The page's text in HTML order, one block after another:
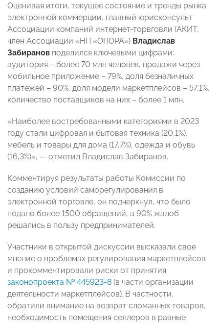
Оценивая итоги, текущее состояние и тренды рынка
электронной коммерции, главный юрисконсульт
Ассоциации компаний интернет-торвговли (АКИТ,
член Ассоциации «НП «ОПОРА») Владислав
Забиранов поделился ключевыми цифрами:
аудитория – более 70 млн человек, продажи через
мобильное приложение – 79%, доля безналичных
платежей – 90%, доля модели маркетплейсов – 57,1%,
количество поставщиков на них – более 1 млн.
«Наиболее востребованными категориями в 2023
году стали цифровая и бытовая техника (20,1%),
мебель и товары для дома (17,7%), одежда и обувь
(16,3%)», — отметил Владислав Забиранов.
Комментируя результаты работы Комиссии по
созданию условий саморегулирования в
электронной торговле, он подчеркнул, что было
подано более 1500 обращений, а 90% жалоб
решались в пользу предпринимателей.
Участники в открытой дискуссии высказали свое
мнение о проблемах регулирования маркетплейсов
и прокомментировали риски от принятия
законопроекта № 445923-8 (в части организации
деятельности маркетплейсов). В частности,
обратили внимание на возврат сломанных товаров,
необходимость помещения селлеров в равные